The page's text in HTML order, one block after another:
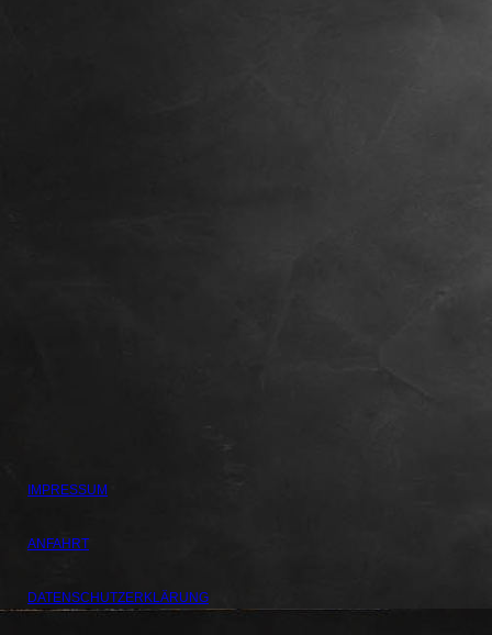
IMPRESSUM
ANFAHRT
DATENSCHUTZERKLÄRUNG